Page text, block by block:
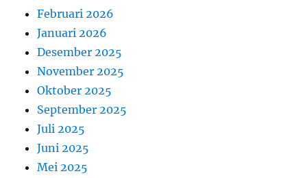
Februari 2026
Januari 2026
Desember 2025
November 2025
Oktober 2025
September 2025
Juli 2025
Juni 2025
Mei 2025